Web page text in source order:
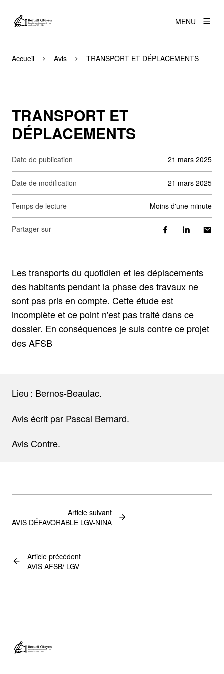
MENU
Accueil Avis TRANSPORT ET DÉPLACEMENTS
TRANSPORT ET
DÉPLACEMENTS
Date de publication 21 mars 2025
Date de modification 21 mars 2025
Temps de lecture moins d'une minute
Partager sur
Les transports du quotidien et les déplacements
des habitants pendant la phase des travaux ne
sont pas pris en compte. Cette étude est
incomplète et ce point n'est pas traité dans ce
dossier. En conséquences je suis contre ce projet
des AFSB
Lieu : Bernos-Beaulac.
Avis écrit par Pascal Bernard.
Avis Contre.
Article précédent
AVIS AFSB/ LGV
Article suivant
AVIS DÉFAVORABLE LGV-NINA